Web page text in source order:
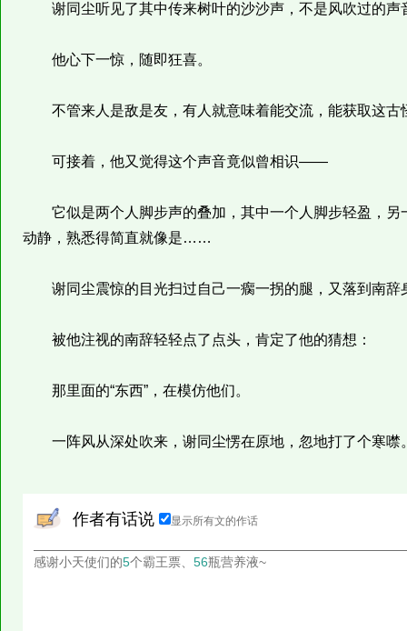
谢同尘听见了其中传来树叶的沙沙声，不是风吹过的声
他心下一惊，随即狂喜。
不管来人是敌是友，有人就意味着能交流，能获取这古
可接着，他又觉得这个声音竟似曾相识——
它似是两个人脚步声的叠加，其中一个人脚步轻盈，另
动静，熟悉得简直就像是……
谢同尘震惊的目光扫过自己一瘸一拐的腿，又落到南辞
被他注视的南辞轻轻点了点头，肯定了他的猜想：
那里面的“东西”，在模仿他们。
一阵风从深处吹来，谢同尘愣在原地，忽地打了个寒噤
作者有话说 显示所有文的作话
感谢小天使们的5个霸王票、 56瓶营养液~